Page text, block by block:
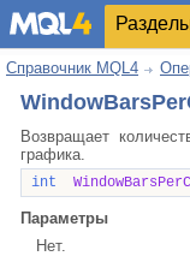
Справочник MQL4
Возвращает
графика.
int
Параметры
Нет.